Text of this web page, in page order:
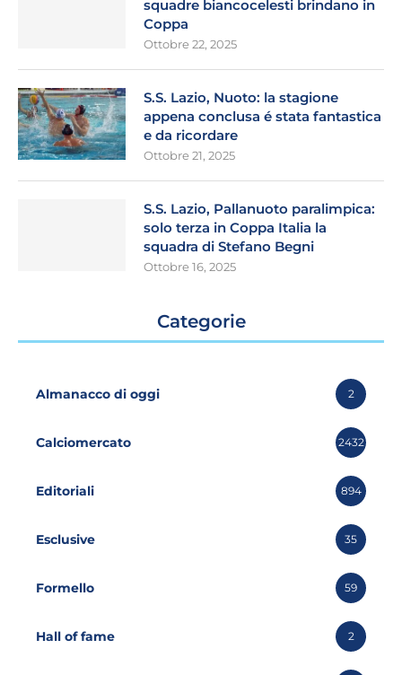
squadre biancocelesti brindano in
Coppa
Ottobre 22, 2025
S.S. Lazio, Nuoto: la stagione
appena conclusa é stata fantastica
e da ricordare
Ottobre 21, 2025
S.S. Lazio, Pallanuoto paralimpica:
solo terza in Coppa Italia la
squadra di Stefano Begni
Ottobre 16, 2025
Categorie
Almanacco di oggi 2
Calciomercato 2432
Editoriali 894
Esclusive 35
Formello 59
Hall of fame 2